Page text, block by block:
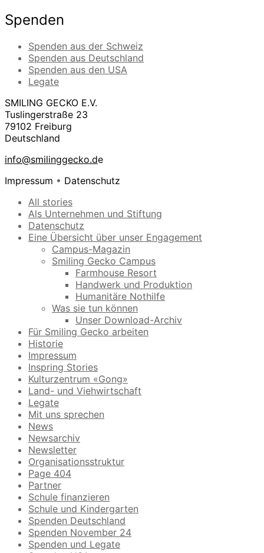
Spenden
Spenden aus der Schweiz
Spenden aus Deutschland
Spenden aus den USA
Legate
SMILING GECKO E.V.
Tuslingerstraße 23
79102 Freiburg
Deutschland
info@smilinggecko.de
Impressum • Datenschutz
All stories
Als Unternehmen und Stiftung
Datenschutz
Eine Übersicht über unser Engagement
Campus-Magazin
Smiling Gecko Campus
Farmhouse Resort
Handwerk und Produktion
Humanitäre Nothilfe
Was sie tun können
Unser Download-Archiv
Für Smiling Gecko arbeiten
Historie
Impressum
Inspring Stories
Kulturzentrum «Gong»
Land- und Viehwirtschaft
Legate
Mit uns sprechen
News
Newsarchiv
Newsletter
Organisationsstruktur
Page 404
Partner
Schule finanzieren
Schule und Kindergarten
Spenden Deutschland
Spenden November 24
Spenden und Legate